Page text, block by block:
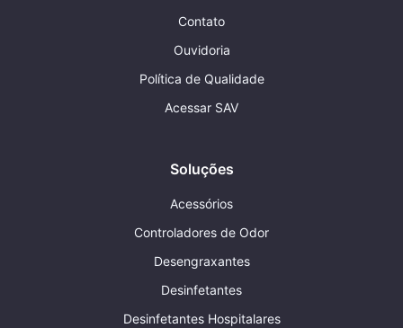
Contato
Ouvidoria
Política de Qualidade
Acessar SAV
Soluções
Acessórios
Controladores de Odor
Desengraxantes
Desinfetantes
Desinfetantes Hospitalares